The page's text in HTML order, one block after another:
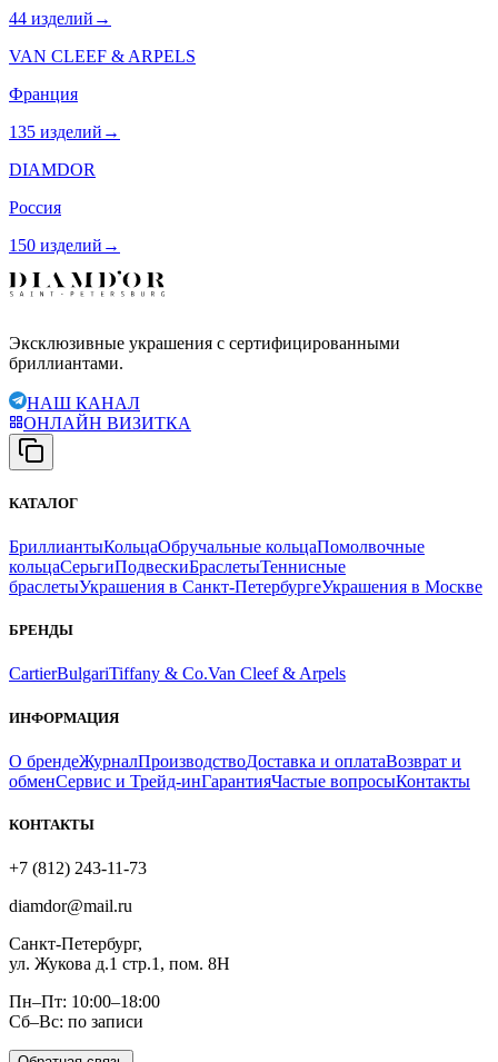
44 изделий →
VAN CLEEF & ARPELS
Франция
135 изделий →
DIAMDOR
Россия
150 изделий →
Эксклюзивные украшения с сертифицированными
бриллиантами.
НАШ КАНАЛ
ОНЛАЙН ВИЗИТКА
КАТАЛОГ
БриллиантыКольцаОбручальные кольцаПомолвочные
кольцаСерьгиПодвескиБраслетыТеннисные
браслетыУкрашения в Санкт-ПетербургеУкрашения в Москве
БРЕНДЫ
CartierBulgariTiffany & Co.Van Cleef & Arpels
ИНФОРМАЦИЯ
О брендеЖурналПроизводствоДоставка и оплатаВозврат и
обменСервис и Трейд-инГарантияЧастые вопросыКонтакты
КОНТАКТЫ
+7 (812) 243-11-73
diamdor@mail.ru
Санкт-Петербург,
ул. Жукова д.1 стр.1, пом. 8Н
Пн–Пт: 10:00–18:00
Сб–Вс: по записи